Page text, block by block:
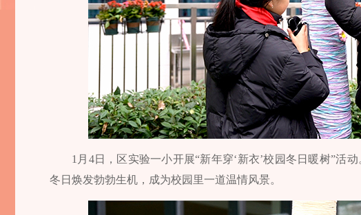
1月4日，区实验一小开展“新年穿‘新衣’校园冬日暖树”活
冬日焕发勃勃生机，成为校园里一道温情风景。